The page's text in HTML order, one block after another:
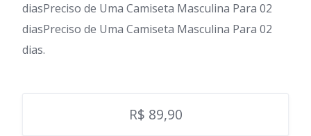
diasPreciso de Uma Camiseta Masculina Para 02
diasPreciso de Uma Camiseta Masculina Para 02
dias.
R$ 89,90